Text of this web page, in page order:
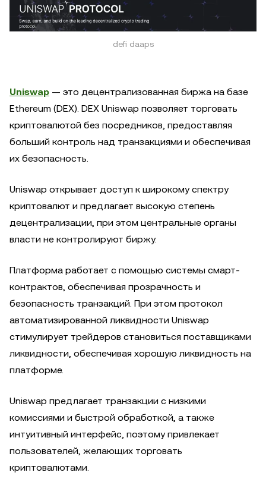
defi daaps
Uniswap — это децентрализованная биржа на базе
Ethereum (DEX). DEX Uniswap позволяет торговать
криптовалютой без посредников, предоставляя
больший контроль над транзакциями и обеспечивая
их безопасность.
Uniswap открывает доступ к широкому спектру
криптовалют и предлагает высокую степень
децентрализации, при этом центральные органы
власти не контролируют биржу.
Платформа работает с помощью системы смарт-
контрактов, обеспечивая прозрачность и
безопасность транзакций. При этом протокол
автоматизированной ликвидности Uniswap
стимулирует трейдеров становиться поставщиками
ликвидности, обеспечивая хорошую ликвидность на
платформе.
Uniswap предлагает транзакции с низкими
комиссиями и быстрой обработкой, а также
интуитивный интерфейс, поэтому привлекает
пользователей, желающих торговать
криптовалютами.